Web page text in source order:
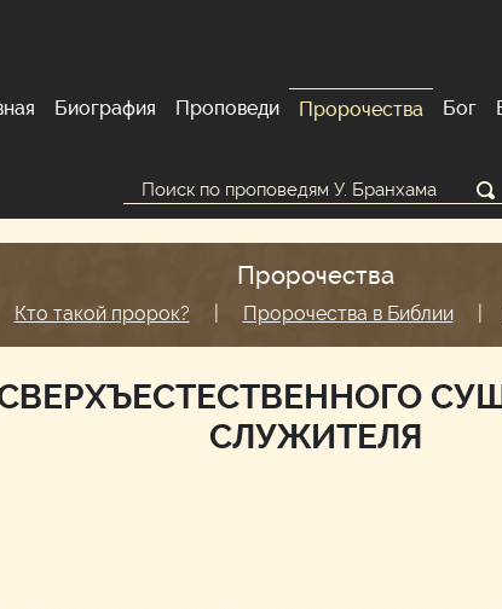
Биография Проповеди Пророчества Бог
Пророчества
Кто такой пророк? Пророчества в Библии
СЛУЖИТЕЛЯ